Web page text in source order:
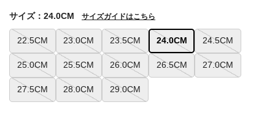
22.5CM 23.0CM 23.5CM 24.0CM 24.5CM
25.0CM 25.5CM 26.0CM 26.5CM 27.0CM
27.5CM 28.0CM 29.0CM
サイズ：24.0CM サイズガイドはこちら